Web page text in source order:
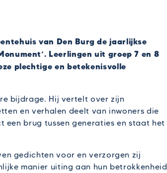
van Den Burg de jaarlijkse
Leerlingen uit groep 7 en 8
plechtige en betekenisvolle
bijdrage. Hij vertelt over zijn
en verhalen deelt van inwoners die
een brug tussen generaties en staat het
gedichten voor en verzorgen zij
manier uiting aan hun betrokkenheid